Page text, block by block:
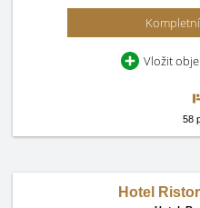
Vložit
58
Hotel